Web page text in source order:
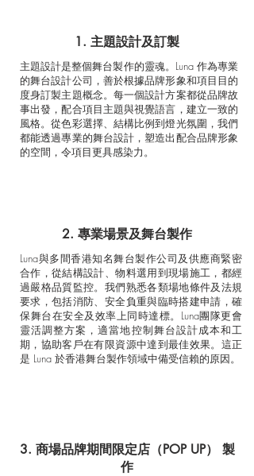
1. 主題設計及訂製
主題設計是整個舞台製作的靈魂。Luna 作為專業
的舞台設計公司，善於根據品牌形象和項目目的
度身訂製主題概念。每一個設計方案都從品牌故
事出發，配合項目主題與視覺語言，建立一致的
風格。從色彩選擇、結構比例到燈光氛圍，我們
都能透過專業的舞台設計，塑造出配合品牌形象
的空間，令項目更具感染力。
2. 專業場景及舞台製作
Luna與多間香港知名舞台製作公司及供應商緊密
合作，從結構設計、物料選用到現場施工，都經
過嚴格品質監控。我們熟悉各類場地條件及法規
要求，包括消防、安全負重與臨時搭建申請，確
保舞台在安全及效率上同時達標。Luna團隊更會
靈活調整方案，適當地控制舞台設計成本和工
期，協助客戶在有限資源中達到最佳效果。這正
是 Luna 於香港舞台製作領域中備受信賴的原因。
3. 商場品牌期間限定店（POP UP） 製
作